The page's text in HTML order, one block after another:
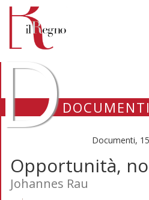
DOCUMENTI
Documenti,
Opportunità,
Johannes Rau